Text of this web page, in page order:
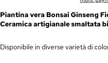
Piantina vera Bonsai Ginseng
Ceramica artigianale smaltata
Disponibile in diverse varietà di